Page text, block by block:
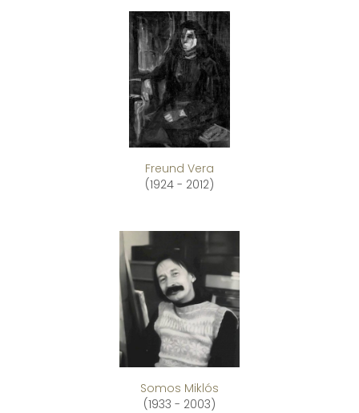
Freund Vera
(1924 - 2012)
Somos Miklós
(1933 - 2003)